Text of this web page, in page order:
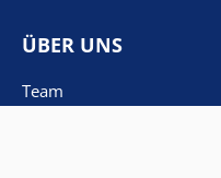
ÜBER UNS
Team